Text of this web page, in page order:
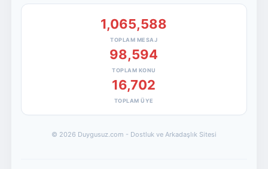
1,065,588
TOPLAM MESAJ
98,594
TOPLAM KONU
16,702
TOPLAM ÜYE
© 2026 Duygusuz.com - Dostluk ve Arkadaşlık Sitesi